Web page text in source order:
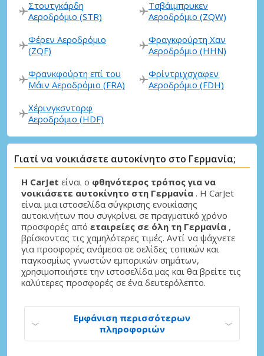
Μεγάλες εξοικονομήσεις
Αποκτήστε πρόσβαση σε αποκλειστικές
Στουτγκάρδη
Αεροδρόμιο (STR)
Τσβάιμπρυκεν
Αεροδρόμιο (ZQW)
Φέρεν Αεροδρόμιο
(ZQF)
Φραγκφούρτη Χαν
Αεροδρόμιο (HHN)
Φρανκφούρτη επί του
Μάιν Αεροδρόμιο (FRA)
Φρίντριχσχαφεν
Αεροδρόμιο (FDH)
Χέρινγκσντορφ
Αεροδρόμιο (HDF)
Γιατί να νοικιάσετε αυτοκίνητο στο Γερμανία;
Η CarJet είναι ο φθηνότερος τρόπος για να
νοικιάσετε αυτοκίνητο στη Γερμανία . Η CarJet
είναι μια ιστοσελίδα σύγκρισης ενοικίασης
αυτοκινήτων που συγκρίνει σε πραγματικό χρόνο
προσφορές από εταιρείες σε όλη τη Γερμανία ,
βρίσκοντας τις χαμηλότερες τιμές. Αντί να ψάχνετε
για προσφορές ανάμεσα σε σελίδες τοπικών και
παγκοσμίως γνωστών εμπορικών σημάτων,
χρησιμοποιήστε την ιστοσελίδα μας και θα βρείτε τις
καλύτερες προσφορές σε ένα δευτερόλεπτο.
Εμφάνιση περισσότερων
πληροφοριών